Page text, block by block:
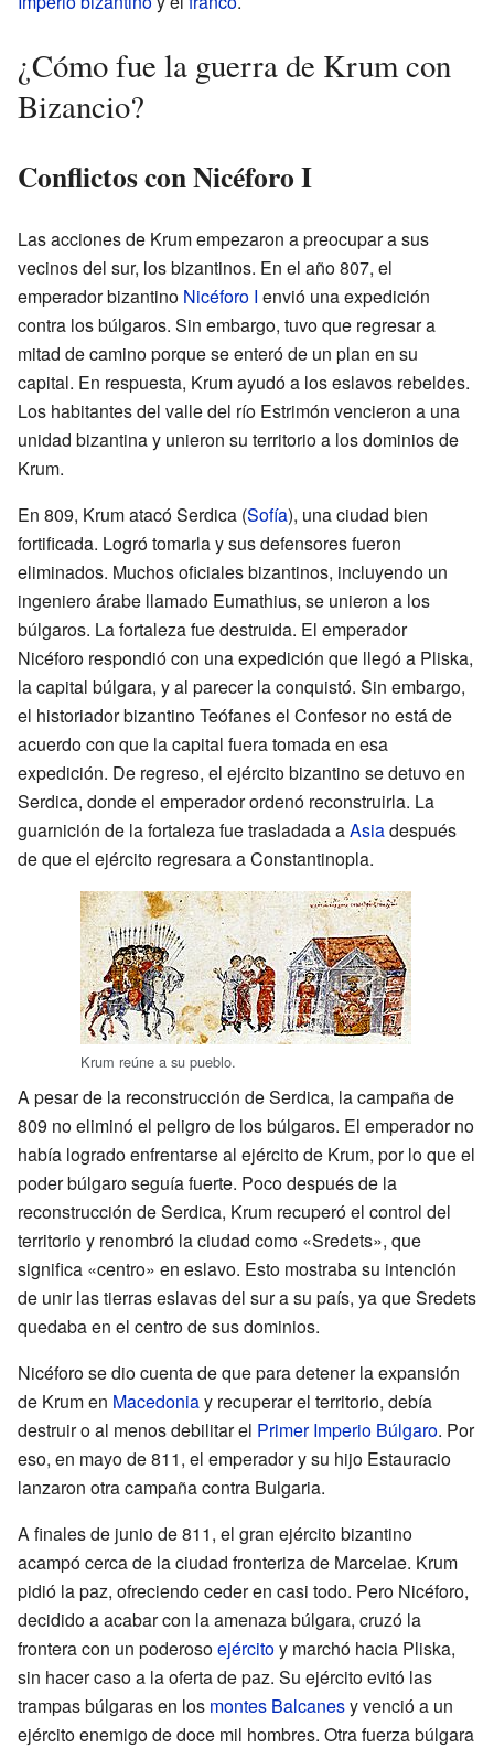
¿Cómo fue la guerra de Krum con
Bizancio?
Conflictos con Nicéforo I
Las acciones de Krum empezaron a preocupar a sus
vecinos del sur, los bizantinos. En el año 807, el
emperador bizantino Nicéforo I envió una expedición
contra los búlgaros. Sin embargo, tuvo que regresar a
mitad de camino porque se enteró de un plan en su
capital. En respuesta, Krum ayudó a los eslavos rebeldes.
Los habitantes del valle del río Estrimón vencieron a una
unidad bizantina y unieron su territorio a los dominios de
Krum.
En 809, Krum atacó Serdica (Sofía), una ciudad bien
fortificada. Logró tomarla y sus defensores fueron
eliminados. Muchos oficiales bizantinos, incluyendo un
ingeniero árabe llamado Eumathius, se unieron a los
búlgaros. La fortaleza fue destruida. El emperador
Nicéforo respondió con una expedición que llegó a Pliska,
la capital búlgara, y al parecer la conquistó. Sin embargo,
el historiador bizantino Teófanes el Confesor no está de
acuerdo con que la capital fuera tomada en esa
expedición. De regreso, el ejército bizantino se detuvo en
Serdica, donde el emperador ordenó reconstruirla. La
guarnición de la fortaleza fue trasladada aAsiadespués
de que el ejército regresara a Constantinopla.
Krum reúne a su pueblo.
A pesar de la reconstrucción de Serdica, la campaña de
809 no eliminó el peligro de los búlgaros. El emperador no
había logrado enfrentarse al ejército de Krum, por lo que el
poder búlgaro seguía fuerte. Poco después de la
reconstrucción de Serdica, Krum recuperó el control del
territorio y renombró la ciudad como «Sredets», que
significa «centro» en eslavo. Esto mostraba su intención
de unir las tierras eslavas del sur a su país, ya que Sredets
quedaba en el centro de sus dominios.
Nicéforo se dio cuenta de que para detener la expansión
de Krum en Macedoniay recuperar el territorio, debía
destruir o al menos debilitar el Primer Imperio Búlgaro. Por
eso, en mayo de 811, el emperador y su hijo Estauracio
lanzaron otra campaña contra Bulgaria.
A finales de junio de 811, el gran ejército bizantino
acampó cerca de la ciudad fronteriza de Marcelae. Krum
pidió la paz, ofreciendo ceder en casi todo. Pero Nicéforo,
decidido a acabar con la amenaza búlgara, cruzó la
frontera con un poderosoejércitoy marchó hacia Pliska,
sin hacer caso a la oferta de paz. Su ejército evitó las
trampas búlgaras en los montes Balcanesy venció a un
ejército enemigo de doce mil hombres. Otra fuerza búlgara